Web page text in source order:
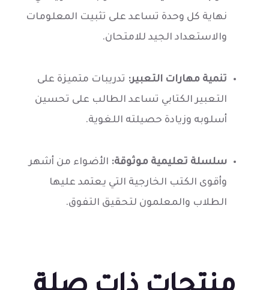
نهاية كل وحدة تساعد على تثبيت المعلومات
والاستعداد الجيد للامتحان.
تنمية مهارات التعبير: تدريبات متميزة على
التعبير الكتابي تساعد الطالب على تحسين
أسلوبه وزيادة حصيلته اللغوية.
سلسلة تعليمية موثوقة: الأضواء من أشهر
وأقوى الكتب الخارجية التي يعتمد عليها
الطلاب والمعلمون لتحقيق التفوق.